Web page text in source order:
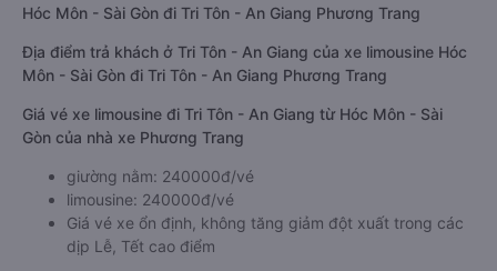
Hóc Môn - Sài Gòn đi Tri Tôn - An Giang Phương Trang
Địa điểm trả khách ở Tri Tôn - An Giang của xe limousine Hóc
Môn - Sài Gòn đi Tri Tôn - An Giang Phương Trang
Giá vé xe limousine đi Tri Tôn - An Giang từ Hóc Môn - Sài
Gòn của nhà xe Phương Trang
giường nằm: 240000đ/vé
limousine: 240000đ/vé
Giá vé xe ổn định, không tăng giảm đột xuất trong các
dịp Lễ, Tết cao điểm